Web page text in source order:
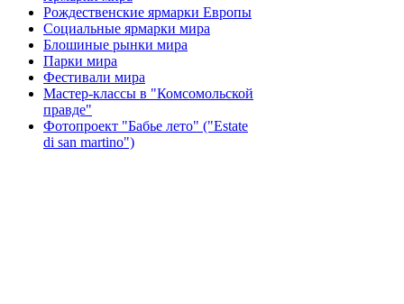
Рождественские ярмарки Европы
Социальные ярмарки мира
Блошиные рынки мира
Парки мира
Фестивали мира
Мастер-классы в "Комсомольской
правде"
Фотопроект "Бабье лето" ("Еstate
di san martino")